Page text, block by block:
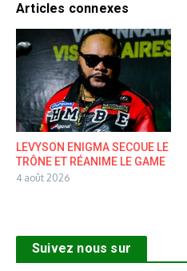
Articles connexes
LEVYSON ENIGMA SECOUE LE
TRÔNE ET RÉANIME LE GAME
4 août 2026
Suivez nous sur